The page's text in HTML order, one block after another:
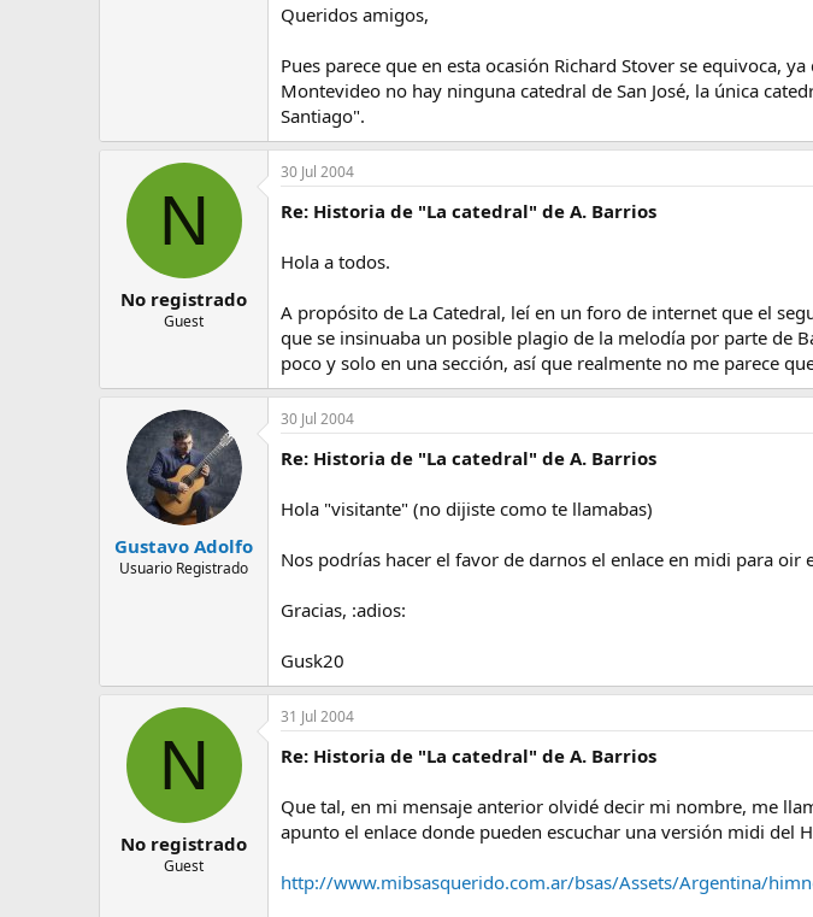
Queridos amigos,
Pues parece que en esta ocasión Richard Stover se equivoca,
Montevideo no hay ninguna catedral de San José, la única
Santiago".
N
No registrado
Guest
30 Jul 2004
Re: Historia de "La catedral" de A. Barrios
Hola a todos.
A propósito de La Catedral, leí en un foro de internet que el
que se insinuaba un posible plagio de la melodía por parte de
poco y solo en una sección, así que realmente no me parece
Gustavo Adolfo
Usuario Registrado
30 Jul 2004
Re: Historia de "La catedral" de A. Barrios
Hola "visitante" (no dijiste como te llamabas)
Nos podrías hacer el favor de darnos el enlace en midi para
Gracias, :adios:
Gusk20
N
No registrado
Guest
31 Jul 2004
Re: Historia de "La catedral" de A. Barrios
Que tal, en mi mensaje anterior olvidé decir mi nombre, me
apunto el enlace donde pueden escuchar una versión midi del
http://www.mibsasquerido.com.ar/bsas/Assets/Argentina/